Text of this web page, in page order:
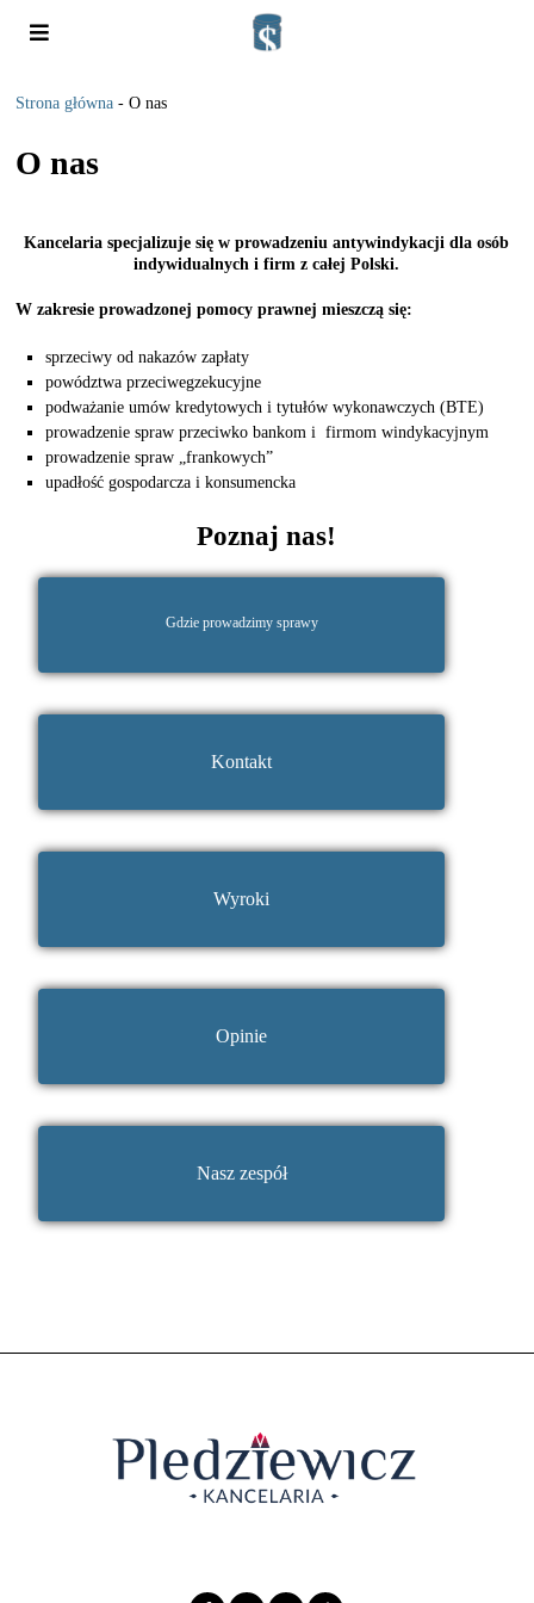
Strona główna -O nas
O nas
Kancelaria specjalizuje się w prowadzeniu antywindykacji dla osób
indywidualnych i firm z całej Polski.
W zakresie prowadzonej pomocy prawnej mieszczą się:
sprzeciwy od nakazów zapłaty
powództwa przeciwegzekucyjne
podważanie umów kredytowych i tytułów wykonawczych (BTE)
prowadzenie spraw przeciwko bankom i firmom windykacyjnym
prowadzenie spraw „frankowych”
upadłość gospodarcza i konsumencka
Poznaj nas!
Gdzie prowadzimy sprawy
Kontakt
Wyroki
Opinie
Nasz zespół